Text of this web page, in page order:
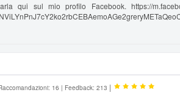
qui sul mio profilo Facebook. https://
16 | Feedback: 213 |